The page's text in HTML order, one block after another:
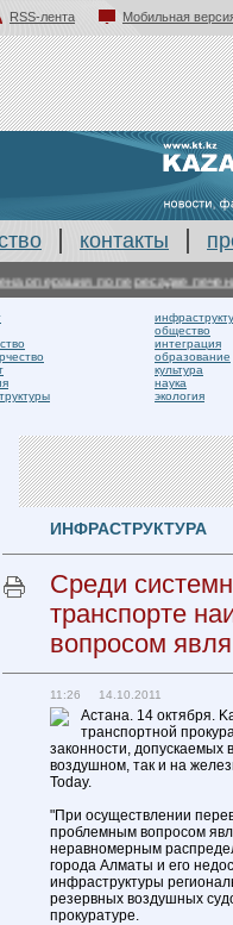
RSS-лента
Мобильная
контакты
по пересадке печени
общество
интеграция
образование
культура
наука
экология
ИНФРАСТРУКТУРА
Среди
транспорте
вопросом
11:26 14.10.2011
Астана. 14 октября.
транспортной
законности, допускаемых
воздушном, так и на
Today.
"При осуществлении
проблемным вопросом
неравномерным
города Алматы и его
инфраструктуры
резервных воздушных
прокуратуре.